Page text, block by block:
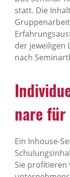
statt. Die
der jeweiligen
nach
nare für
Ein Inhouse-
Sie profitieren